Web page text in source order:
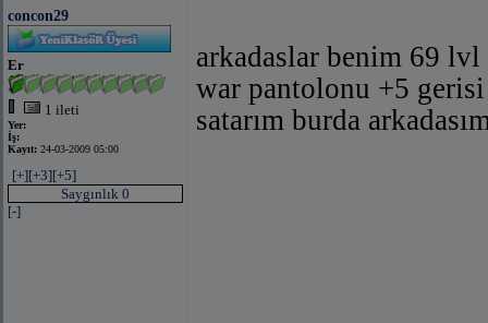
concon29
Er
1 ileti
Yer:
İş:
Kayıt: 24-03-2009 05:00
[+][+3][+5]
Saygınlık 0
[-]
arkadaslar benim 69
war pantolonu +5
satarım burda